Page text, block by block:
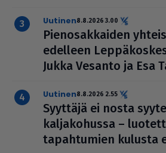
uutinen8.8.2026 3.00
Pie­no­sak­kai­den
edelleen
Jukka Vesanto ja Esa
uutinen8.8.2026 2.55
Syyttäjä ei nosta
kal­ja­ko­hussa –
tapah­tu­mien kulusta